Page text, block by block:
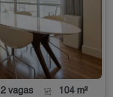
2 vagas 104 m²